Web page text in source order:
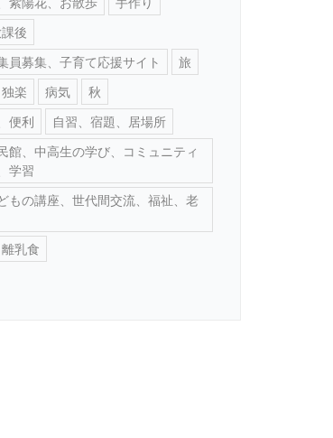
後
員募集、子育て応援サイト
旅
独楽 病気
秋
便利
自習、宿題、居場所
館、中高生の学び、コミュニティ
学習
もの講座、世代間交流、福祉、老
離乳食